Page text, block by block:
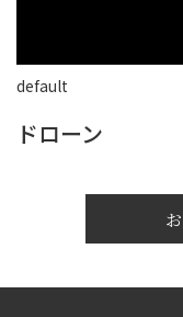
default
ドローン